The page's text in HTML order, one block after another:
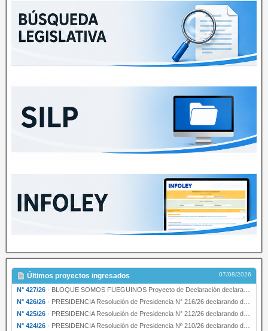
Últimos proyectos ingresados 07/08/2026
N° 427/26 · BLOQUE SOMOS FUEGUINOS Proyecto de Declaración declarando de interés provincial PRESIDENCI…
N° 426/26 · PRESIDENCIA Resolución de Presidencia N° 216/26 declarando de interés provincial la labor …
N° 425/26 · PRESIDENCIA Resolución de Presidencia N° 212/26 declarando de interés provincial el “50° A…
N° 424/26 · PRESIDENCIA Resolución de Presidencia Nº 210/26 declarando de interés provincial el proyec…